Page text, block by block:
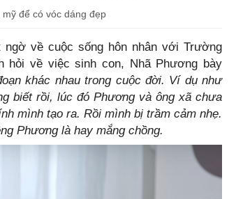
để có vóc dáng đẹp
về cuộc sống hôn nhân với Trường
hỏi về việc sinh con, Nhã Phương bày
khác nhau trong cuộc đời. Ví dụ như
biết rồi, lúc đó Phương và ông xã chưa
mình tạo ra. Rồi mình bị trầm cảm nhẹ.
Phương là hay mắng chồng.